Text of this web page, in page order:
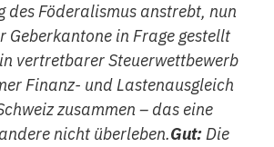
des Föderalismus anstrebt, nun
Geberkantone in Frage gestellt
vertretbarer Steuerwettbewerb
Finanz- und Lastenausgleich
zusammen – das eine
nicht überleben.Gut:Die